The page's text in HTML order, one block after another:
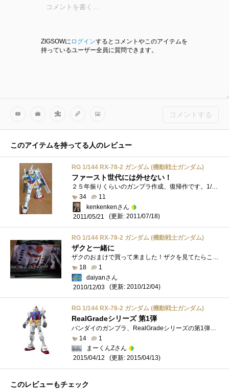
ZIGSOWに ログインするとコメントやこのアイテムを
持っているユーザー全員に質問できます。
コメントする
このアイテムを持ってる人のレビュー
RG 1/144 RX-78-2 ガンダム (機動戦士ガンダム)
ファースト世代には外せない！
２５年振りくらいのガンプラ作成、復帰作です。1/144スケールなのに、相当のパーツ数（207パーツ）がある。ただ、米粒くらいのパーツもあるので...
34
11
kenkenkenさん
2011/05/21
(更新: 2011/07/18)
RG 1/144 RX-78-2 ガンダム (機動戦士ガンダム)
ザクと一緒に
ザクのおまけで買って来ました！ザクを見てたらこっちも欲しくなってしまいまして…さて、土日で手を付けてみるかな。
18
1
daiyanさん
2010/12/03
(更新: 2010/12/04)
RG 1/144 RX-78-2 ガンダム (機動戦士ガンダム)
RealGradeシリーズ 第1弾
バンダイのガンプラ、RealGradeシリーズの第1弾、RX-78-2ガンダムです。 お台場に設置された1/1ガンダムを1/144にしたもので、最初のお台場とその後�...
14
1
まーくんZさん
2015/04/12
(更新: 2015/04/13)
このレビューもチェック